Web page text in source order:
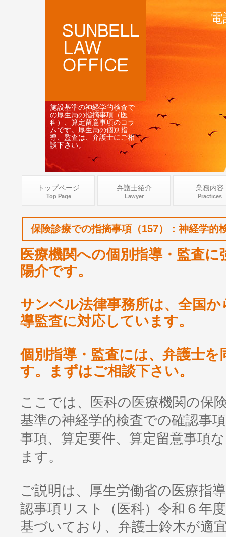
施設基準の神経学的検査で
の厚生局の指摘事項（医
科）、算定留意事項のコラ
ムです。厚生局の個別指
導、監査は、弁護士にご相
談下さい。
保険診療での指摘事項（157）：神経学的
医療機関への個別指導・監査
陽介です。
サンベル法律事務所は、全国
導監査に対応しています。
個別指導・監査には、弁護士
す。まずはご相談下さい。
ここでは、医科の医療機関の保
基準の神経学的検査での確認事
事項、算定要件、算定留意事項
ます。
ご説明は、厚生労働省の医療指
認事項リスト（医科）令和６年
基づいており、弁護士鈴木が適
トップページ
Top Page
弁護士紹介
Lawyer
業務内容
Practices